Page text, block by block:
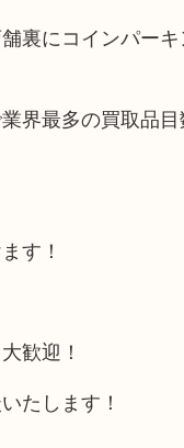
裏にコインパー
界最多の買取品
す！
歓迎！
たします！